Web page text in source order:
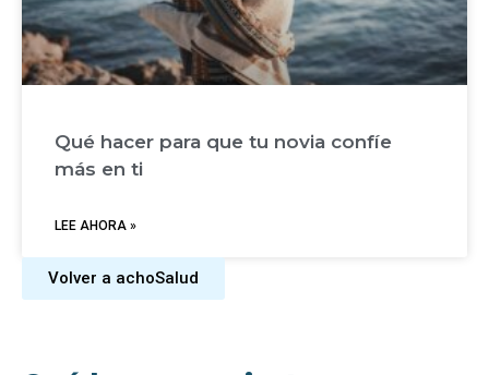
Qué hacer para que tu novia confíe
más en ti
LEE AHORA »
Volver a achoSalud